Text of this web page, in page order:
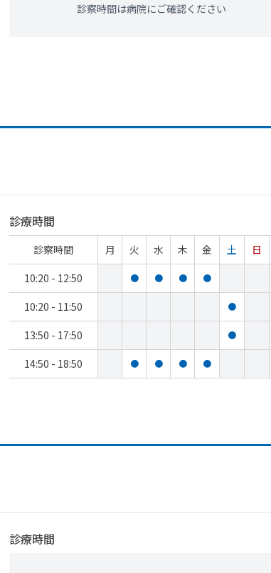
診察時間は病院にご確認ください
診療時間
診察時間 月 火 水 木 金 土
日
10:20 - 12:50
● ● ● ●
10:20 - 11:50 ●
13:50 - 17:50 ●
14:50 - 18:50 ● ● ● ●
診療時間